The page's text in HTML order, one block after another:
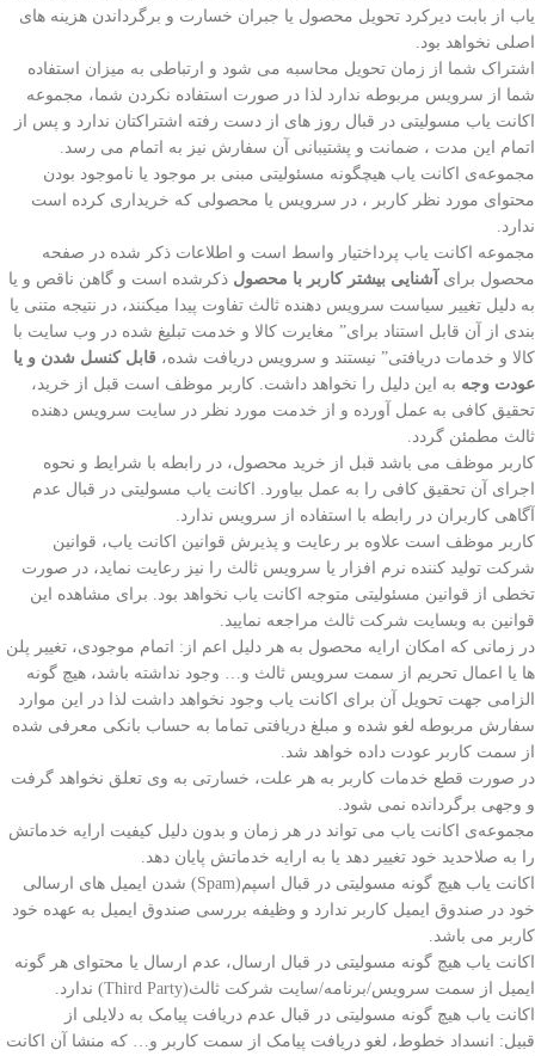
یاب از بابت دیرکرد تحویل محصول یا جبران خسارت و برگرداندن هزینه های
اصلی نخواهد بود.
اشتراک شما از زمان تحویل محاسبه می شود و ارتباطی به میزان استفاده
شما از سرویس مربوطه ندارد لذا در صورت استفاده نکردن شما، مجموعه
اکانت یاب مسولیتی در قبال روز های از دست رفته اشتراکتان ندارد و پس از
اتمام این مدت ، ضمانت و پشتیبانی آن سفارش نیز به اتمام می رسد.
مجموعه‌ی اکانت یاب هیچگونه مسئولیتی مبنی بر موجود یا ناموجود بودن
محتوای مورد نظر کاربر ، در سرویس یا محصولی که خریداری کرده است
ندارد.
مجموعه اکانت یاب پرداختیار واسط است و اطلاعات ذکر شده در صفحه
محصول برای
آشنایی بیشتر کاربر با محصول ذکرشده است و گاهن ناقص و یا
به دلیل تغییر سیاست سرویس دهنده ثالث تفاوت پیدا میکنند، در نتیجه متنی یا
بندی از آن قابل استناد برای” مغایرت کالا و خدمت تبلیغ شده در وب سایت با
کالا و خدمات دریافتی” نیستند و سرویس دریافت شده، قابل کنسل شدن و یا
عودت وجه به این دلیل را نخواهد داشت. کاربر موظف است قبل از خرید،
تحقیق کافی به عمل آورده و از خدمت مورد نظر در سایت سرویس دهنده
ثالث مطمئن گردد.
کاربر موظف می باشد قبل از خرید محصول، در رابطه با شرایط و نحوه‌
اجرای آن تحقیق کافی را به عمل بیاورد. اکانت یاب مسولیتی در قبال عدم
آگاهی کاربران در رابطه با استفاده از سرویس ندارد.
کاربر موظف است علاوه بر رعایت و پذیرش قوانین اکانت یاب، قوانین
شرکت تولید کننده نرم افزار یا سرویس ثالث را نیز رعایت نماید، در صورت
تخطی از قوانین مسئولیتی متوجه اکانت یاب نخواهد بود. برای مشاهده این
قوانین به وبسایت شرکت ثالث مراجعه نمایید.
در زمانی که امکان ارایه محصول به هر دلیل اعم از: اتمام موجودی، تغییر پلن
ها یا اعمال تحریم از سمت سرویس ثالث و… وجود نداشته باشد، هیچ گونه
الزامی جهت تحویل آن برای اکانت یاب وجود نخواهد داشت لذا در این موارد
سفارش مربوطه لغو شده و مبلغ دریافتی تماما به حساب بانکی معرفی شده
از سمت کاربر عودت داده خواهد شد.
در صورت قطع خدمات کاربر به هر علت، خسارتی به وی تعلق نخواهد گرفت
و وجهی برگردانده نمی شود.
مجموعه‌ی اکانت یاب می تواند در هر زمان و بدون دلیل کیفیت ارایه خدماتش
را به صلاحدید خود تغییر دهد یا به ارایه خدماتش پایان دهد.
اکانت یاب هیچ گونه مسولیتی در قبال اسپم(Spam) شدن ایمیل های ارسالی
خود در صندوق ایمیل کاربر ندارد و وظیفه بررسی صندوق ایمیل به عهده خود
کاربر می باشد.
اکانت یاب هیچ گونه مسولیتی در قبال ارسال، عدم ارسال یا محتوای هر گونه
ایمیل از سمت سرویس/برنامه/سایت شرکت ثالث(Third Party) ندارد.
اکانت یاب هیچ گونه مسولیتی در قبال عدم دریافت پیامک به دلایلی از
قبیل: انسداد خطوط، لغو دریافت پیامک از سمت کاربر و… که منشا آن اکانت